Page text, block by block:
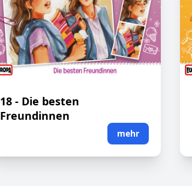
18 - Die besten
Freundinnen
mehr